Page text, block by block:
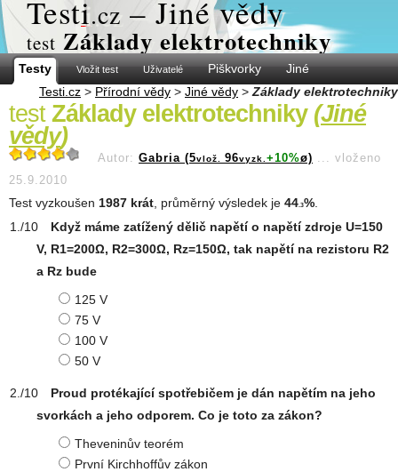
Testi.cz – Jiné vědy
test Základy elektrotechniky
Testy Vložit test Uživatelé Piškvorky
Jiné
Testi.cz > Přírodní vědy > Jiné vědy > Základy elektrotechniky
test Základy elektrotechniky (Jiné
vědy)
Autor: Gabria (5vlož. 96vyzk. +10%ø) ... vloženo
25.9.2010
Test vyzkoušen 1987 krát , průměrný výsledek je 44 .3%
Když máme zatížený dělič napětí o napětí zdroje U=150
V, R1=200Ω, R2=300Ω, Rz=150Ω, tak napětí na rezistoru R2
a Rz bude
125 V
75 V
100 V
50 V
Proud protékající spotřebičem je dán napětím na jeho
svorkách a jeho odporem. Co je toto za zákon?
Theveninův teorém
První Kirchhoffův zákon